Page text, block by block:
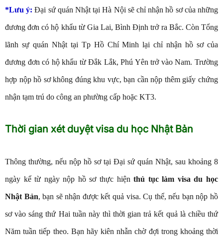
*Lưu ý: Đại sứ quán Nhật tại Hà Nội sẽ chỉ nhận hồ sơ của những
đương đơn có hộ khẩu từ Gia Lai, Bình Định trở ra Bắc. Còn Tổng
lãnh sự quán Nhật tại Tp Hồ Chí Minh lại chỉ nhận hồ sơ của
đương đơn có hộ khẩu từ Đắk Lắk, Phú Yên trở vào Nam. Trường
hợp nộp hồ sơ không đúng khu vực, bạn cần nộp thêm giấy chứng
nhận tạm trú do công an phường cấp hoặc KT3.
Thời gian xét duyệt visa du học Nhật Bản
Thông thường, nếu nộp hồ sơ tại Đại sứ quán Nhật, sau khoảng 8
ngày kể từ ngày nộp hồ sơ thực hiệnthủ tục làm visa du học
Nhật Bản, bạn sẽ nhận được kết quả visa. Cụ thể, nếu bạn nộp hồ
sơ vào sáng thứ Hai tuần này thì thời gian trả kết quả là chiều thứ
Năm tuần tiếp theo. Bạn hãy kiên nhẫn chờ đợi trong khoảng thời